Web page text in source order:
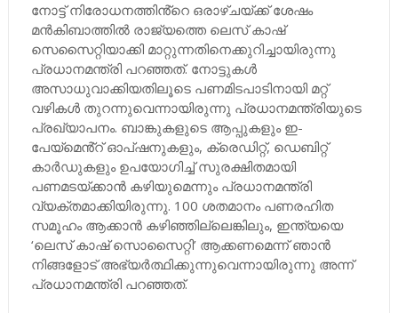
നോട്ട് നിരോധനത്തിൻ്റെ ഒരാഴ്ചയ്ക്ക് ശേഷം
മൻകിബാത്തിൽ രാജ്യത്തെ ലെസ് കാഷ്
സെസൈറ്റിയാക്കി മാറ്റുന്നതിനെക്കുറിച്ചായിരുന്നു
പ്രധാനമന്ത്രി പറഞ്ഞത്. നോട്ടുകൾ
അസാധുവാക്കിയതിലൂടെ പണമിടപാടിനായി മറ്റ്
വഴികൾ തുറന്നുവെന്നായിരുന്നു പ്രധാനമന്ത്രിയുടെ
പ്രഖ്യാപനം. ബാങ്കുകളുടെ ആപ്പുകളും ഇ-
പേയ്‌മെൻ്റ് ഓപ്ഷനുകളും, ക്രെഡിറ്റ്, ഡെബിറ്റ്
കാർഡുകളും ഉപയോഗിച്ച് സുരക്ഷിതമായി
പണമടയ്ക്കാൻ കഴിയുമെന്നും പ്രധാനമന്ത്രി
വ്യക്തമാക്കിയിരുന്നു. 100 ശതമാനം പണരഹിത
സമൂഹം ആക്കാൻ കഴിഞ്ഞില്ലെങ്കിലും, ഇന്ത്യയെ
‘ലെസ് കാഷ് സൊസൈറ്റി’ ആക്കണമെന്ന് ഞാൻ
നിങ്ങളോട് അഭ്യർത്ഥിക്കുന്നുവെന്നായിരുന്നു അന്ന്
പ്രധാനമന്ത്രി പറഞ്ഞത്.